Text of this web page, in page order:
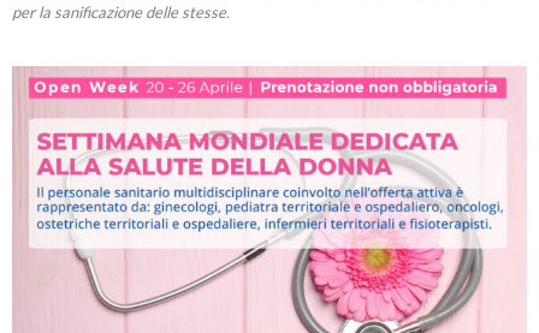
per la sanificazione delle stesse.